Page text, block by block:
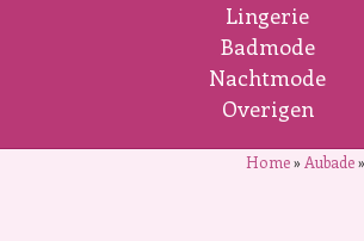
Lingerie
Badmode
Nachtmode
Overigen
Home» Aubade»